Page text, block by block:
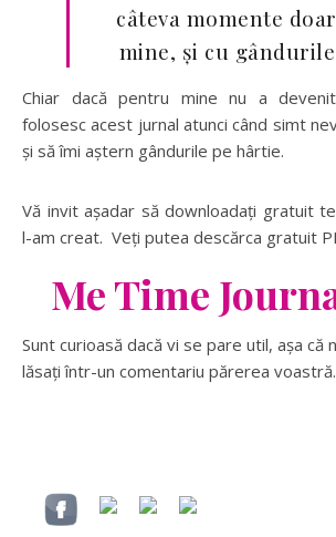
câteva momente
mine, și cu
Chiar dacă pentru mine nu a
folosesc acest jurnal atunci când simt
și să îmi aștern gândurile pe hârtie.
Vă invit așadar să downloadați gratuit
l-am creat. Veți putea descărca gratuit
Me Time
Sunt curioasă dacă vi se pare util, așa că
lăsați într-un comentariu părerea voastră.